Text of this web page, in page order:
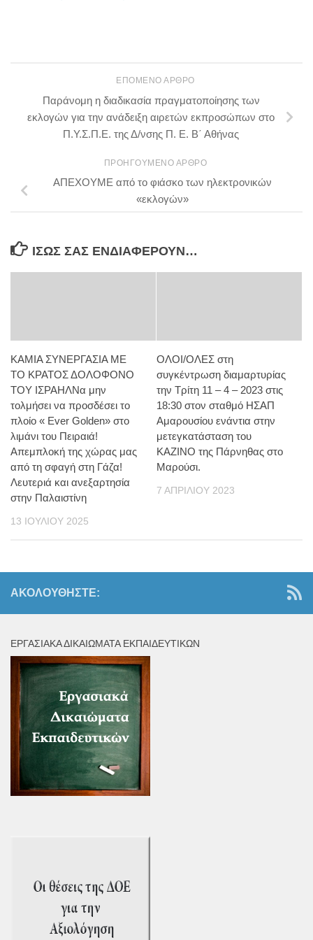
ΕΠΌΜΕΝΟ ΆΡΘΡΟ
Παράνομη η διαδικασία πραγματοποίησης των
εκλογών για την ανάδειξη αιρετών εκπροσώπων στο
Π.Υ.Σ.Π.Ε. της Δ/νσης Π. Ε. Β΄ Αθήνας
ΠΡΟΗΓΟΎΜΕΝΟ ΆΡΘΡΟ
ΑΠΕΧΟΥΜΕ από το φιάσκο των ηλεκτρονικών
«εκλογών»
ΊΣΩΣ ΣΑΣ ΕΝΔΙΑΦΈΡΟΥΝ…
ΚΑΜΙΑ ΣΥΝΕΡΓΑΣΙΑ ΜΕ
ΤΟ ΚΡΑΤΟΣ ΔΟΛΟΦΟΝΟ
ΤΟΥ ΙΣΡΑΗΛΝα μην
τολμήσει να προσδέσει το
πλοίο « Ever Golden» στο
λιμάνι του Πειραιά!
Απεμπλοκή της χώρας μας
από τη σφαγή στη Γάζα!
Λευτεριά και ανεξαρτησία
στην Παλαιστίνη
13 ΙΟΥΛΊΟΥ 2025
ΟΛΟΙ/ΟΛΕΣ στη
συγκέντρωση διαμαρτυρίας
την Τρίτη 11 – 4 – 2023 στις
18:30 στον σταθμό ΗΣΑΠ
Αμαρουσίου ενάντια στην
μετεγκατάσταση του
ΚΑΖΙΝΟ της Πάρνηθας στο
Μαρούσι.
7 ΑΠΡΙΛΊΟΥ 2023
ΑΚΟΛΟΥΘΉΣΤΕ:
ΕΡΓΑΣΙΑΚΆ ΔΙΚΑΙΏΜΑΤΑ ΕΚΠΑΙΔΕΥΤΙΚΏΝ